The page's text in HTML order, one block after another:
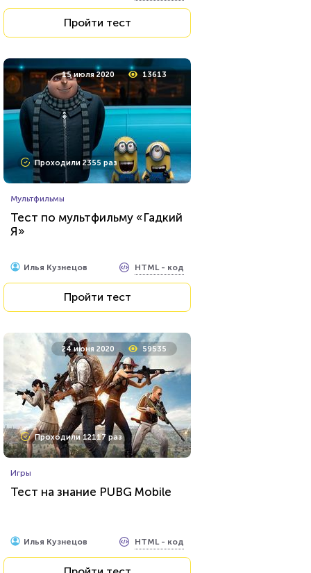
Пройти тест
15 июля 2020 13613
Проходили 2355 раз
Мультфильмы
Тест по мультфильму «Гадкий
Я»
Илья Кузнецов HTML - код
Пройти тест
24 июня 2020 59535
Проходили 12117 раз
Игры
Тест на знание PUBG Mobile
Илья Кузнецов HTML - код